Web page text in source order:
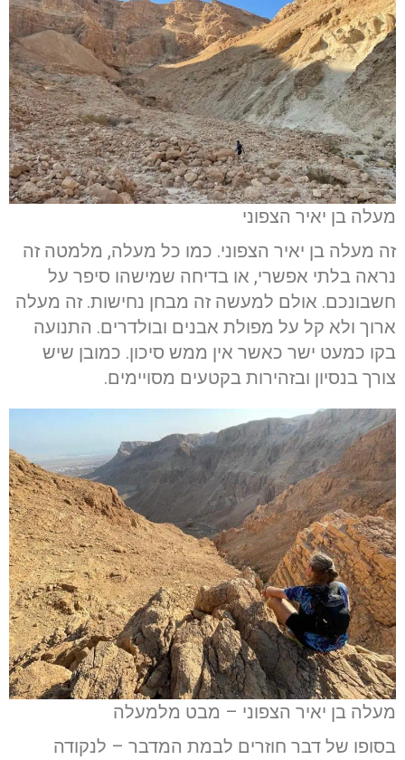
מעלה בן יאיר הצפוני
זה מעלה בן יאיר הצפוני. כמו כל מעלה, מלמטה זה
נראה בלתי אפשרי, או בדיחה שמישהו סיפר על
חשבונכם. אולם למעשה זה מבחן נחישות. זה מעלה
ארוך ולא קל על מפולת אבנים ובולדרים. התנועה
בקו כמעט ישר כאשר אין ממש סיכון. כמובן שיש
צורך בנסיון ובזהירות בקטעים מסויימים.
מעלה בן יאיר הצפוני – מבט מלמעלה
בסופו של דבר חוזרים לבמת המדבר – לנקודה